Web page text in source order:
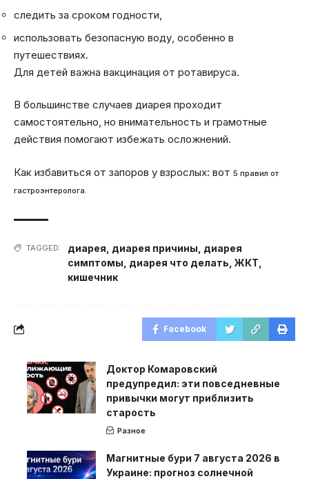
следить за сроком годности,
использовать безопасную воду, особенно в
путешествиях.
Для детей важна вакцинация от ротавируса.
В большинстве случаев диарея проходит
самостоятельно, но внимательность и грамотные
действия помогают избежать осложнений.
Как избавиться от запоров у взрослых: вот 5 правил от
гастроэнтеролога.
TAGGED: диарея диарея причины диарея
симптомы диарея что делать ЖКТ
кишечник
Facebook
Доктор Комаровский
предупредил: эти повседневные
привычки могут приблизить
старость
Разное
Магнитные бури 7 августа 2026 в
Украине: прогноз солнечной